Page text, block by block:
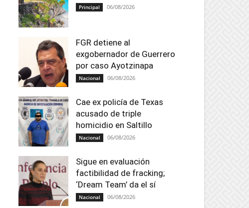
Principal 06/08/2026
FGR detiene al
exgobernador de Guerrero
por caso Ayotzinapa
Nacional 06/08/2026
Cae ex policía de Texas
acusado de triple
homicidio en Saltillo
Nacional 06/08/2026
Sigue en evaluación
factibilidad de fracking;
‘Dream Team’ da el sí
Nacional 06/08/2026